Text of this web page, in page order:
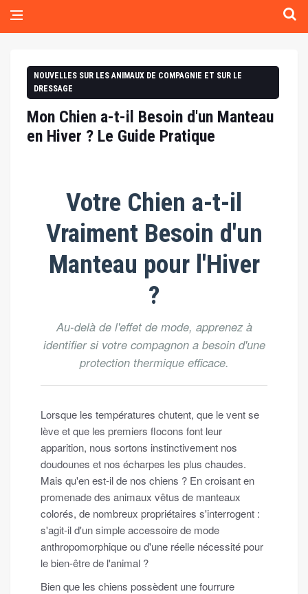
NOUVELLES SUR LES ANIMAUX DE COMPAGNIE ET SUR LE
DRESSAGE
Mon Chien a-t-il Besoin d'un Manteau
en Hiver ? Le Guide Pratique
Votre Chien a-t-il
Vraiment Besoin d'un
Manteau pour l'Hiver
?
Au-delà de l'effet de mode, apprenez à
identifier si votre compagnon a besoin d'une
protection thermique efficace.
Lorsque les températures chutent, que le vent se
lève et que les premiers flocons font leur
apparition, nous sortons instinctivement nos
doudounes et nos écharpes les plus chaudes.
Mais qu'en est-il de nos chiens ? En croisant en
promenade des animaux vêtus de manteaux
colorés, de nombreux propriétaires s'interrogent :
s'agit-il d'un simple accessoire de mode
anthropomorphique ou d'une réelle nécessité pour
le bien-être de l'animal ?
Bien que les chiens possèdent une fourrure